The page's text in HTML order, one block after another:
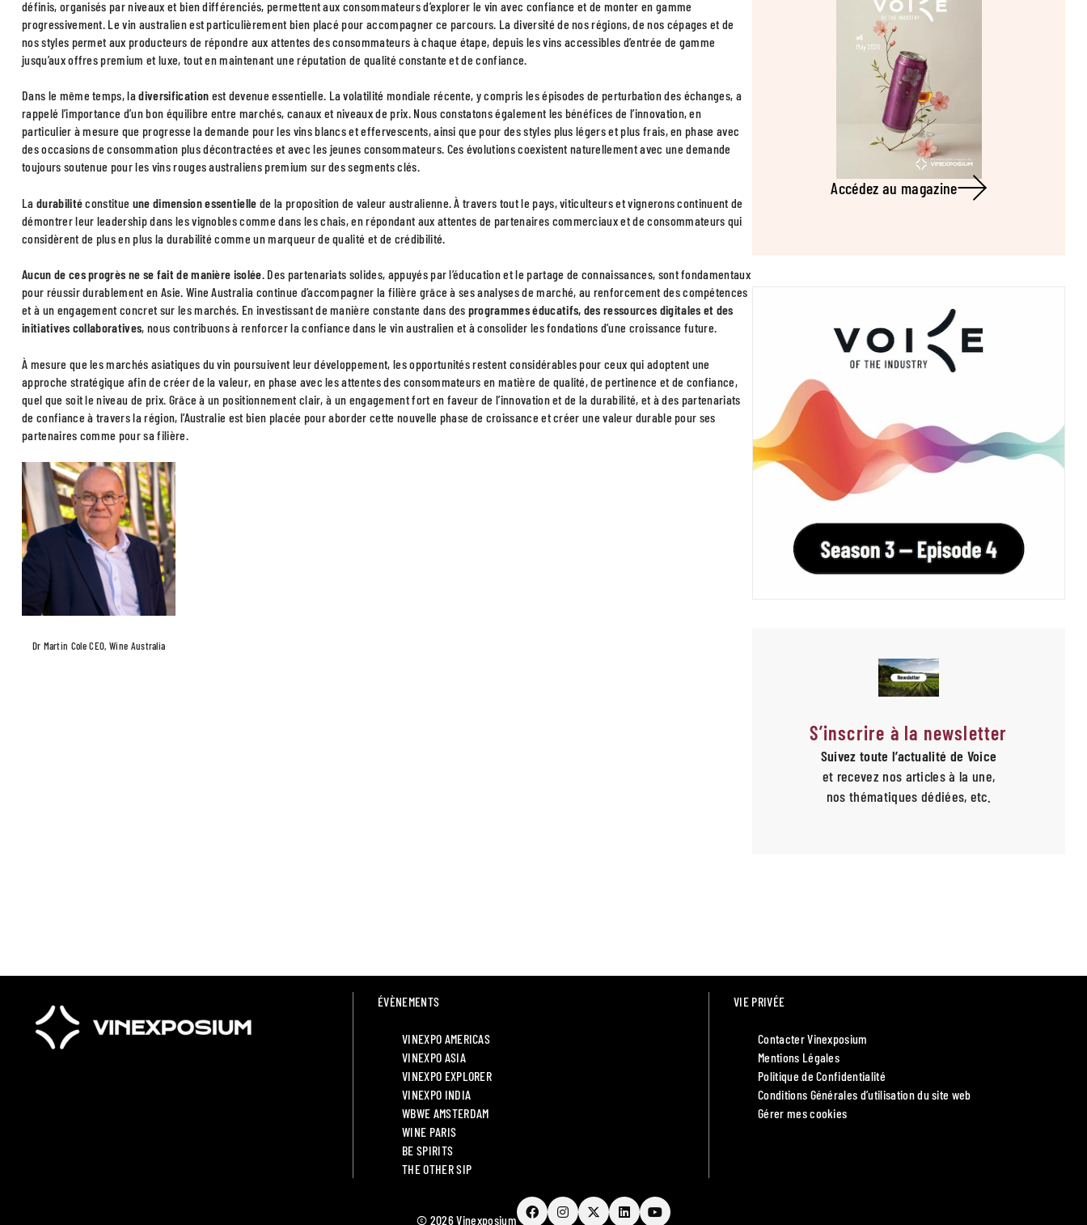
définis, organisés par niveaux et bien différenciés, permettent aux consommateurs d’explorer le vin avec confiance et de monter en gamme
progressivement. Le vin australien est particulièrement bien placé pour accompagner ce parcours. La diversité de nos régions, de nos cépages et de
nos styles permet aux producteurs de répondre aux attentes des consommateurs à chaque étape, depuis les vins accessibles d’entrée de gamme
jusqu’aux offres premium et luxe, tout en maintenant une réputation de qualité constante et de confiance.
Dans le même temps, ladiversification est devenue essentielle. La volatilité mondiale récente, y compris les épisodes de perturbation des échanges, a
rappelé l’importance d’un bon équilibre entre marchés, canaux et niveaux de prix. Nous constatons également les bénéfices de l’innovation, en
particulier à mesure que progresse la demande pour les vins blancs et effervescents, ainsi que pour des styles plus légers et plus frais, en phase avec
des occasions de consommation plus décontractées et avec les jeunes consommateurs. Ces évolutions coexistent naturellement avec une demande
toujours soutenue pour les vins rouges australiens premium sur des segments clés.
La durabilitéconstitue une dimension essentielle de la proposition de valeur australienne. À travers tout le pays, viticulteurs et vignerons continuent de
démontrer leur leadership dans les vignobles comme dans les chais, en répondant aux attentes de partenaires commerciaux et de consommateurs qui
considèrent de plus en plus la durabilité comme un marqueur de qualité et de crédibilité.
Aucun de ces progrès ne se fait de manière isolée. Des partenariats solides, appuyés par l’éducation et le partage de connaissances, sont fondamentaux
pour réussir durablement en Asie. Wine Australia continue d’accompagner la filière grâce à ses analyses de marché, au renforcement des compétences
et à un engagement concret sur les marchés. En investissant de manière constante dans des programmes éducatifs, des ressources digitales et des
initiatives collaboratives, nous contribuons à renforcer la confiance dans le vin australien et à consolider les fondations d’une croissance future.
À mesure que les marchés asiatiques du vin poursuivent leur développement, les opportunités restent considérables pour ceux qui adoptent une
approche stratégique afin de créer de la valeur, en phase avec les attentes des consommateurs en matière de qualité, de pertinence et de confiance,
quel que soit le niveau de prix. Grâce à un positionnement clair, à un engagement fort en faveur de l’innovation et de la durabilité, et à des partenariats
de confiance à travers la région, l’Australie est bien placée pour aborder cette nouvelle phase de croissance et créer une valeur durable pour ses
partenaires comme pour sa filière.
Dr Martin Cole CEO, Wine Australia
Accédez au magazine
S’inscrire à la newsletter
Suivez toute l’actualité de Voice
et recevez nos articles à la une,
nos thématiques dédiées, etc.
ÉVÈNEMENTS
VINEXPO AMERICAS
VINEXPO ASIA
VINEXPO EXPLORER
VINEXPO INDIA
WBWE AMSTERDAM
WINE PARIS
BE SPIRITS
THE OTHER SIP
VIE PRIVÉE
Contacter Vinexposium
Mentions Légales
Politique de Confidentialité
Conditions Générales d’utilisation du site web
Gérer mes cookies
© 2026 Vinexposium